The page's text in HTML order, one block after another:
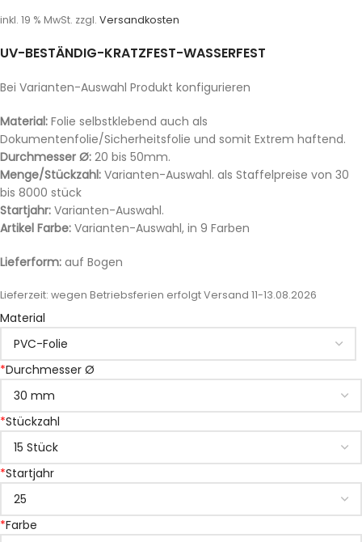
inkl. 19 % MwSt. zzgl. Versandkosten
UV-BESTÄNDIG-KRATZFEST-WASSERFEST
Bei Varianten-Auswahl Produkt konfigurieren
Material: Folie selbstklebend auch als
Dokumentenfolie/Sicherheitsfolie und somit Extrem haftend.
Durchmesser Ø: 20 bis 50mm.
Menge/Stückzahl: Varianten-Auswahl. als Staffelpreise von 30
bis 8000 stück
Startjahr: Varianten-Auswahl.
Artikel Farbe: Varianten-Auswahl, in 9 Farben
Lieferform: auf Bogen
Lieferzeit: wegen Betriebsferien erfolgt Versand 11-13.08.2026
Material
*Durchmesser Ø
*Stückzahl
*Startjahr
*Farbe